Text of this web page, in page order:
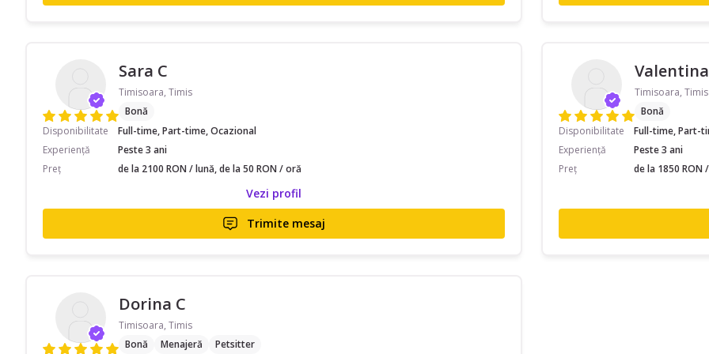
Sara C
Timisoara, Timis
Bonă
Disponibilitate
Full-time, Part-time, Ocazional
Experiență
Peste 3 ani
Preț
de la 2100 RON / lună, de la 50 RON / oră
Vezi profil
Trimite mesaj
Timisoara, Timis
Bonă
Disponibilitate
Full-time, Part-
Experiență
Peste 3 ani
Preț
de la 1850 RON
Dorina C
Timisoara, Timis
Bonă
Menajeră Petsitter